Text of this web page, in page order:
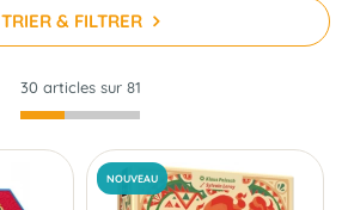
TRIER & FILTRER
30 articles sur 81